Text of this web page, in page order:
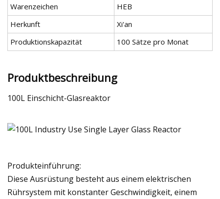
Warenzeichen
HEB
Herkunft
Xi'an
Produktionskapazität
100 Sätze pro Monat
Produktbeschreibung
100L Einschicht-Glasreaktor
Produkteinführung:
Diese Ausrüstung besteht aus einem elektrischen
Rührsystem mit konstanter Geschwindigkeit, einem